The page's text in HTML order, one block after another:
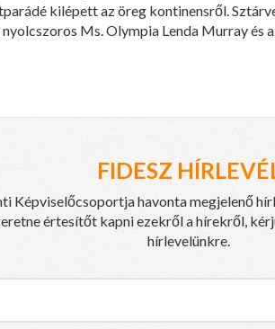
kilépett az öreg kontinensről.
nyolcszoros Ms. Olympia Lenda Murray
FIDESZ
Képviselőcsoportja havonta megjelenő
értesítőt kapni ezekről a hírekről,
hírlevelünkre.